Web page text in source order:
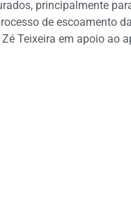
principalmente
de escoamento
Teixeira em apoio ao